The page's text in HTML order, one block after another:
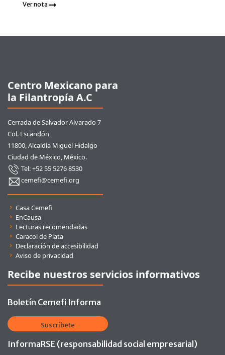
Ver nota
Centro Mexicano para
la Filantropía A.C
Cerrada de Salvador Alvarado 7
Col. Escandón
11800, Alcaldía Miguel Hidalgo
Ciudad de México, México.
Tel: +52 55 5276 8530
cemefi@cemefi.org
Enlaces rápidos
Casa Cemefi
EnCausa
Lecturas recomendadas
Caracol de Plata
Declaración de accesibilidad
Aviso de privacidad
Recibe nuestros servicios informativos
Boletín Cemefi Informa
Suscríbete
InformaRSE (responsabilidad social empresarial)